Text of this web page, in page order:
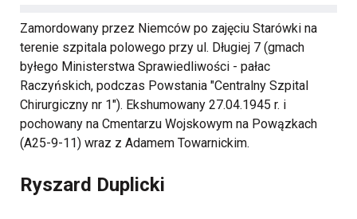
Zamordowany przez Niemców po zajęciu Starówki na
terenie szpitala polowego przy ul. Długiej 7 (gmach
byłego Ministerstwa Sprawiedliwości - pałac
Raczyńskich, podczas Powstania "Centralny Szpital
Chirurgiczny nr 1"). Ekshumowany 27.04.1945 r. i
pochowany na Cmentarzu Wojskowym na Powązkach
(A25-9-11) wraz z Adamem Towarnickim.
Ryszard Duplicki